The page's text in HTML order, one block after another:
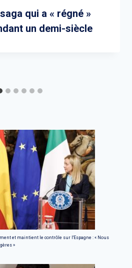
qui a « régné »
un demi-siècle
et maintient le contrôle sur l'Espagne : « Nous
»